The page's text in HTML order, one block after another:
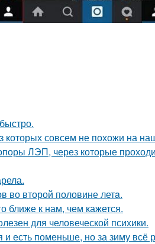
которых совсем не похожи на
ЛЭП, через которые
во второй половине летa.
ближе к нам, чем кажется.
для человеческой психики.
и есть поменьше, но за зиму